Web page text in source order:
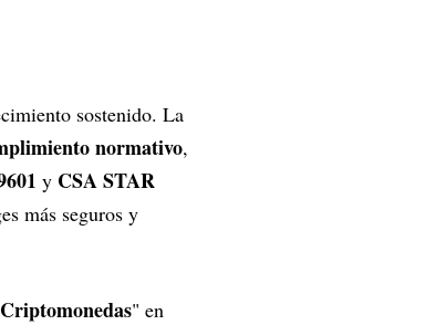
sostenido. La
normativo,
y CSA STAR
más seguros y
" en